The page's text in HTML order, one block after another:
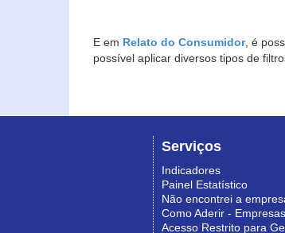
E em Relato do Consumidor, é
possível aplicar diversos tipos de
Serviços
Indicadores
Painel Estatístico
Não encontrei a
Como Aderir - Empresas
Acesso Restrito para